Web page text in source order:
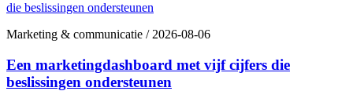
Marketing & communicatie /2026-08-06
Een marketingdashboard met vijf cijfers die
beslissingen ondersteunen